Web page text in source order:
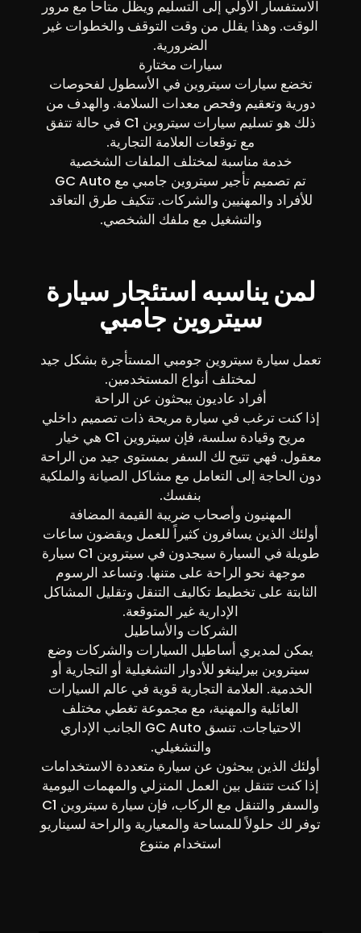
الاستفسار الأولي إلى التسليم ويظل متاحاً مع مرور
الوقت. وهذا يقلل من وقت التوقف والخطوات غير
الضرورية.
سيارات مختارة
تخضع سيارات سيتروين في الأسطول لفحوصات
دورية وتعقيم وفحص معدات السلامة. والهدف من
ذلك هو تسليم سيارات سيتروين C1 في حالة تتفق
مع توقعات العلامة التجارية.
خدمة مناسبة لمختلف الملفات الشخصية
تم تصميم تأجير سيتروين جامبي مع GC Auto
للأفراد والمهنيين والشركات. تتكيف طرق التعاقد
والتشغيل مع ملفك الشخصي.
لمن يناسبه استئجار سيارة
سيتروين جامبي
تعمل سيارة سيتروين جومبي المستأجرة بشكل جيد
لمختلف أنواع المستخدمين.
أفراد عاديون يبحثون عن الراحة
إذا كنت ترغب في سيارة مريحة ذات تصميم داخلي
مريح وقيادة سلسة، فإن سيتروين C1 هي خيار
معقول. فهي تتيح لك السفر بمستوى جيد من الراحة
دون الحاجة إلى التعامل مع مشاكل الصيانة والملكية
بنفسك.
المهنيون وأصحاب ضريبة القيمة المضافة
أولئك الذين يسافرون كثيراً للعمل ويقضون ساعات
طويلة في السيارة سيجدون في سيتروين C1 سيارة
موجهة نحو الراحة على متنها. وتساعد الرسوم
الثابتة على تخطيط تكاليف التنقل وتقليل المشاكل
الإدارية غير المتوقعة.
الشركات والأساطيل
يمكن لمديري أساطيل السيارات والشركات وضع
سيتروين بيرلينغو للأدوار التشغيلية أو التجارية أو
الخدمية. العلامة التجارية قوية في عالم السيارات
العائلية والمهنية، مع مجموعة تغطي مختلف
الاحتياجات. تنسق GC Auto الجانب الإداري
والتشغيلي.
أولئك الذين يبحثون عن سيارة متعددة الاستخدامات
إذا كنت تتنقل بين العمل المنزلي والمهمات اليومية
والسفر والتنقل مع الركاب، فإن سيارة سيتروين C1
توفر لك حلولاً للمساحة والمعيارية والراحة لسيناريو
استخدام متنوع